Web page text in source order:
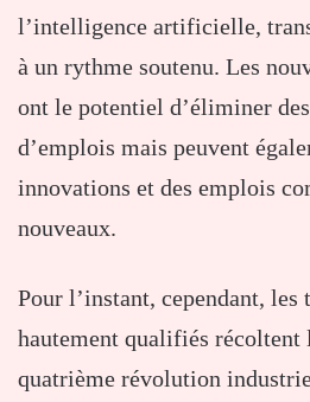
l’intelligence artificielle,
à un rythme soutenu. Les
ont le potentiel d’éliminer
d’emplois mais peuvent
innovations et des emplois
nouveaux.
Pour l’instant, cependant, les
hautement qualifiés récoltent
quatrième révolution